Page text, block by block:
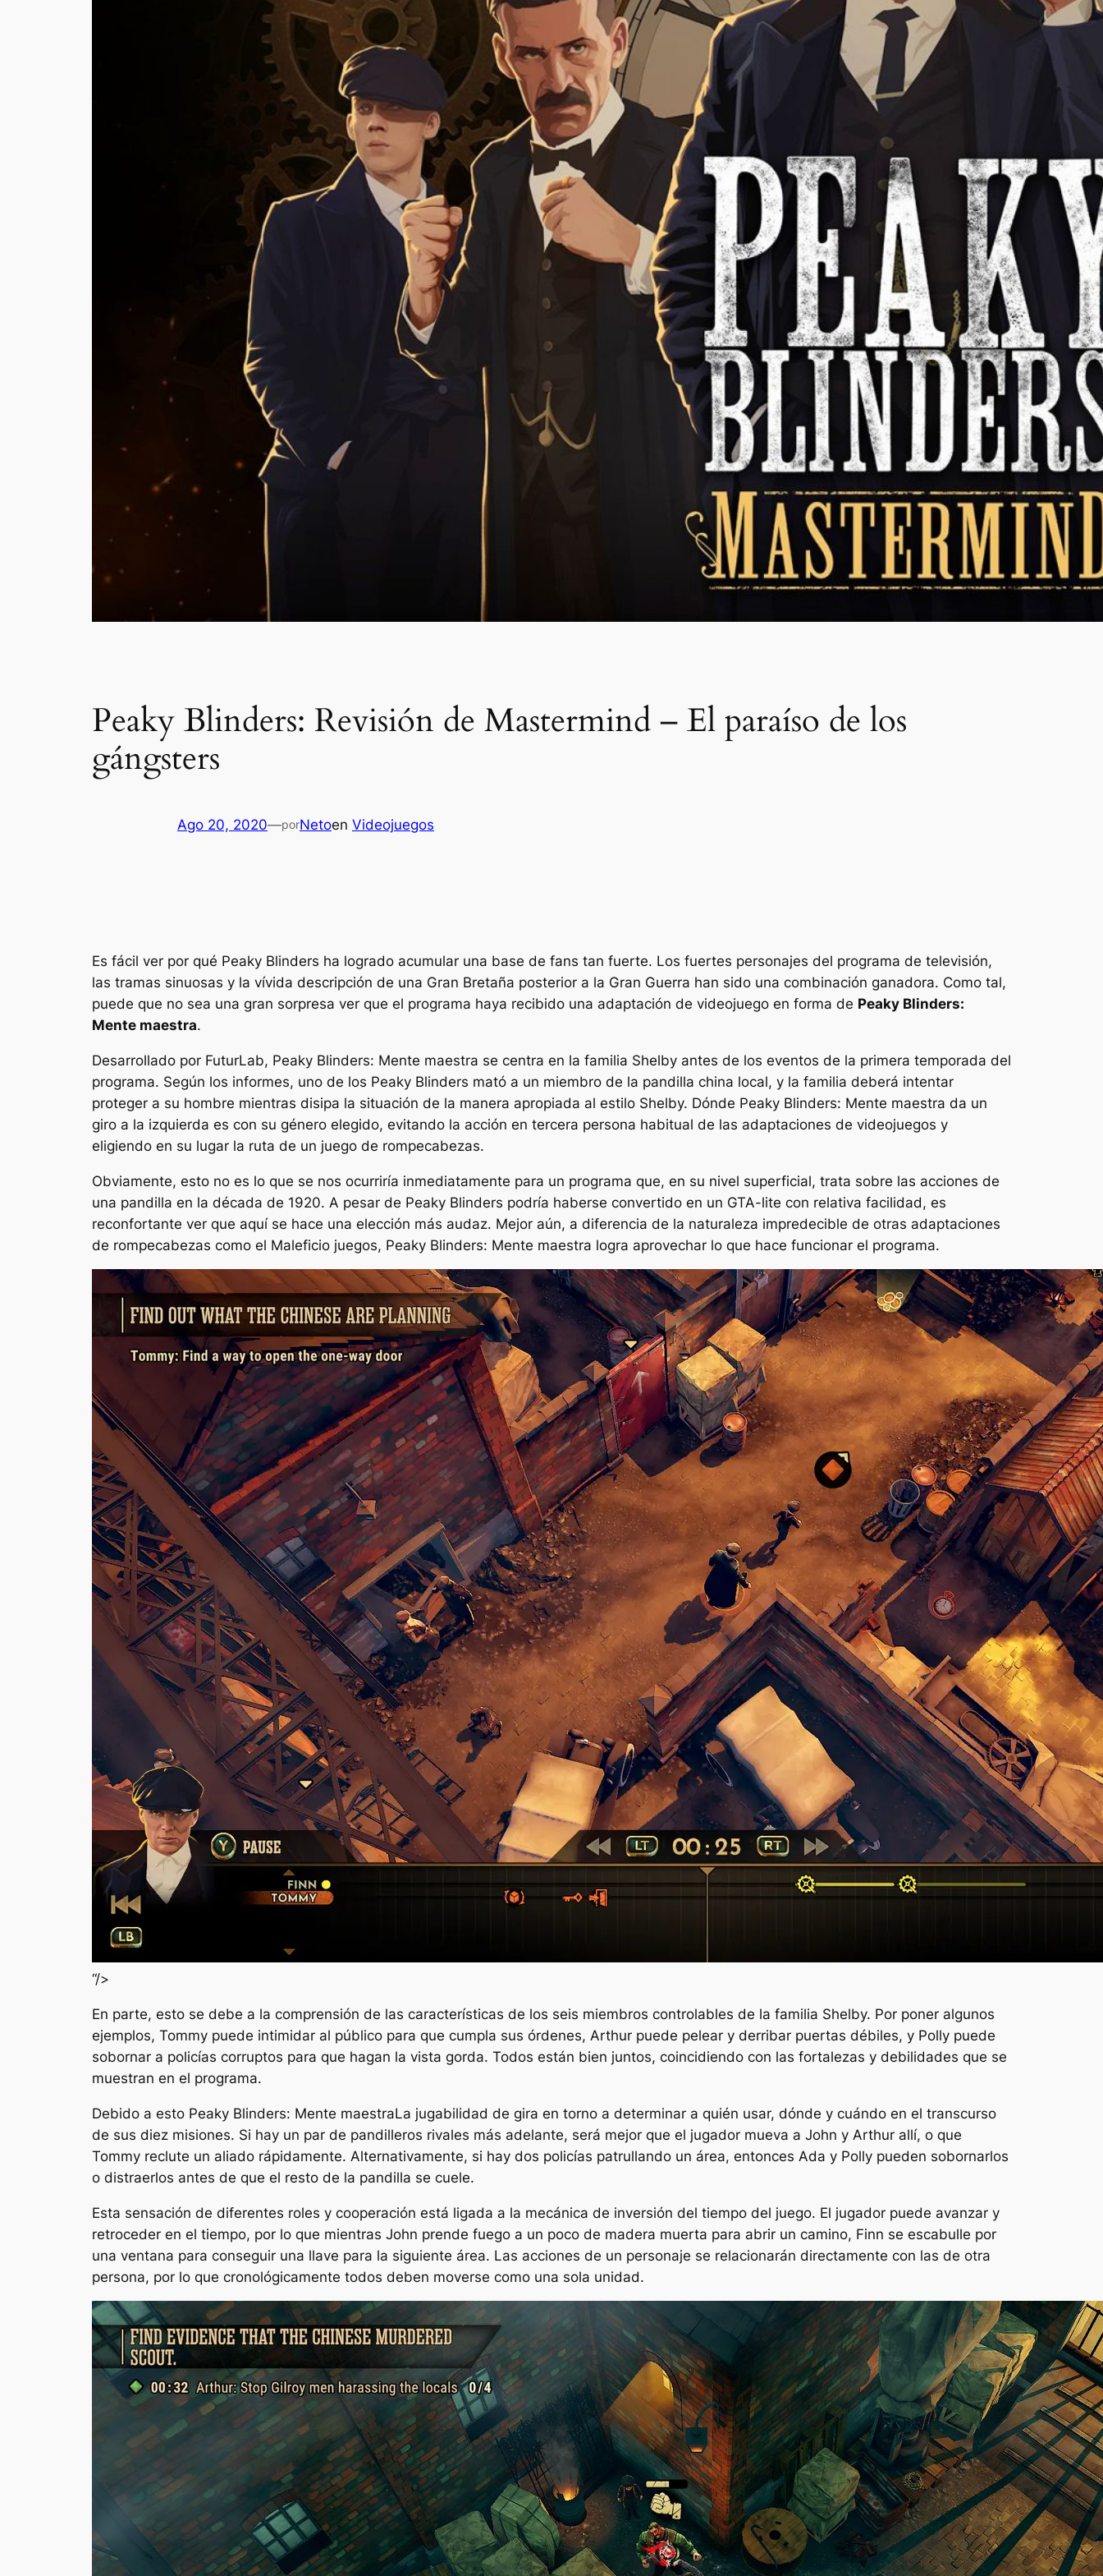
Peaky Blinders: Revisión de Mastermind – El paraíso de los
gángsters
Ago 20, 2020—porNetoen Videojuegos
Es fácil ver por qué Peaky Blinders ha logrado acumular una base de fans tan fuerte. Los fuertes personajes del programa de televisión,
las tramas sinuosas y la vívida descripción de una Gran Bretaña posterior a la Gran Guerra han sido una combinación ganadora. Como tal,
puede que no sea una gran sorpresa ver que el programa haya recibido una adaptación de videojuego en forma de Peaky Blinders:
Mente maestra.
Desarrollado por FuturLab, Peaky Blinders: Mente maestra se centra en la familia Shelby antes de los eventos de la primera temporada del
programa. Según los informes, uno de los Peaky Blinders mató a un miembro de la pandilla china local, y la familia deberá intentar
proteger a su hombre mientras disipa la situación de la manera apropiada al estilo Shelby. Dónde Peaky Blinders: Mente maestra da un
giro a la izquierda es con su género elegido, evitando la acción en tercera persona habitual de las adaptaciones de videojuegos y
eligiendo en su lugar la ruta de un juego de rompecabezas.
Obviamente, esto no es lo que se nos ocurriría inmediatamente para un programa que, en su nivel superficial, trata sobre las acciones de
una pandilla en la década de 1920. A pesar de Peaky Blinders podría haberse convertido en un GTA-lite con relativa facilidad, es
reconfortante ver que aquí se hace una elección más audaz. Mejor aún, a diferencia de la naturaleza impredecible de otras adaptaciones
de rompecabezas como el Maleficio juegos, Peaky Blinders: Mente maestra logra aprovechar lo que hace funcionar el programa.
“/>
En parte, esto se debe a la comprensión de las características de los seis miembros controlables de la familia Shelby. Por poner algunos
ejemplos, Tommy puede intimidar al público para que cumpla sus órdenes, Arthur puede pelear y derribar puertas débiles, y Polly puede
sobornar a policías corruptos para que hagan la vista gorda. Todos están bien juntos, coincidiendo con las fortalezas y debilidades que se
muestran en el programa.
Debido a esto Peaky Blinders: Mente maestraLa jugabilidad de gira en torno a determinar a quién usar, dónde y cuándo en el transcurso
de sus diez misiones. Si hay un par de pandilleros rivales más adelante, será mejor que el jugador mueva a John y Arthur allí, o que
Tommy reclute un aliado rápidamente. Alternativamente, si hay dos policías patrullando un área, entonces Ada y Polly pueden sobornarlos
o distraerlos antes de que el resto de la pandilla se cuele.
Esta sensación de diferentes roles y cooperación está ligada a la mecánica de inversión del tiempo del juego. El jugador puede avanzar y
retroceder en el tiempo, por lo que mientras John prende fuego a un poco de madera muerta para abrir un camino, Finn se escabulle por
una ventana para conseguir una llave para la siguiente área. Las acciones de un personaje se relacionarán directamente con las de otra
persona, por lo que cronológicamente todos deben moverse como una sola unidad.